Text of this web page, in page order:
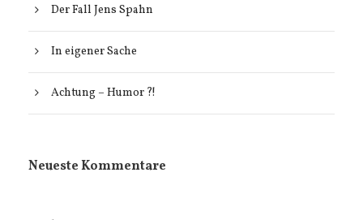
Der Fall Jens Spahn
In eigener Sache
Achtung – Humor ?!
Neueste Kommentare